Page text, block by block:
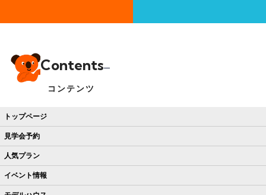
Contents
コンテンツ
トップページ
見学会予約
人気プラン
イベント情報